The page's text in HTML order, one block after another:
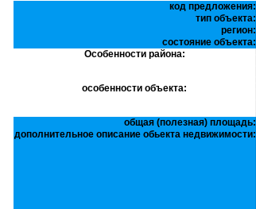
код предложения:
тип объекта:
регион:
состояние объекта:
Особенности района:
особенности объекта:
общая (полезная) площадь:
дополнительное описание обьекта недвижимости: